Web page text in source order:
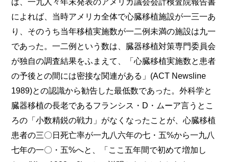
によれば、当時アメリカ全体で心臓移植施設が一三一あ
り、そのうち当年移植実施数が一二例未満の施設は九一
であった。一二例という数は、臓器移植対策専門委員会
が独自の調査結果をふまえて、「心臓移植実施数と患者
の予後との間には密接な関連がある」(ACT Newsline
1989)との認識から勧告した最低数であった。外科学と
臓器移植の長老であるフランシス・D・ムーア言うとこ
ろの「小数精鋭の戦力」がなくなったことが、心臓移植
患者の三〇日死亡率が一九八六年の七・五%から一九八
七年の一〇・五%へと、「ここ五年間で初めて増加し